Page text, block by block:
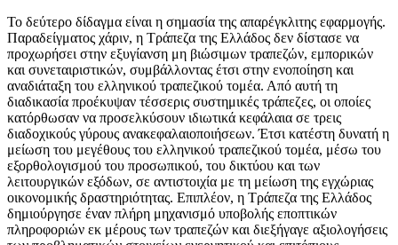
Το δεύτερο δίδαγμα είναι η σημασία της απαρέγκλιτης εφαρμογής.
Παραδείγματος χάριν, η Τράπεζα της Ελλάδος δεν δίστασε να
προχωρήσει στην εξυγίανση μη βιώσιμων τραπεζών, εμπορικών
και συνεταιριστικών, συμβάλλοντας έτσι στην ενοποίηση και
αναδιάταξη του ελληνικού τραπεζικού τομέα. Από αυτή τη
διαδικασία προέκυψαν τέσσερις συστημικές τράπεζες, οι οποίες
κατόρθωσαν να προσελκύσουν ιδιωτικά κεφάλαια σε τρεις
διαδοχικούς γύρους ανακεφαλαιοποιήσεων. Έτσι κατέστη δυνατή η
μείωση του μεγέθους του ελληνικού τραπεζικού τομέα, μέσω του
εξορθολογισμού του προσωπικού, του δικτύου και των
λειτουργικών εξόδων, σε αντιστοιχία με τη μείωση της εγχώριας
οικονομικής δραστηριότητας. Επιπλέον, η Τράπεζα της Ελλάδος
δημιούργησε έναν πλήρη μηχανισμό υποβολής εποπτικών
πληροφοριών εκ μέρους των τραπεζών και διεξήγαγε αξιολογήσεις